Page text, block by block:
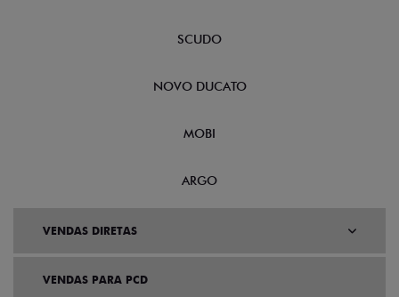
SCUDO
NOVO DUCATO
MOBI
ARGO
VENDAS DIRETAS
VENDAS PARA PCD